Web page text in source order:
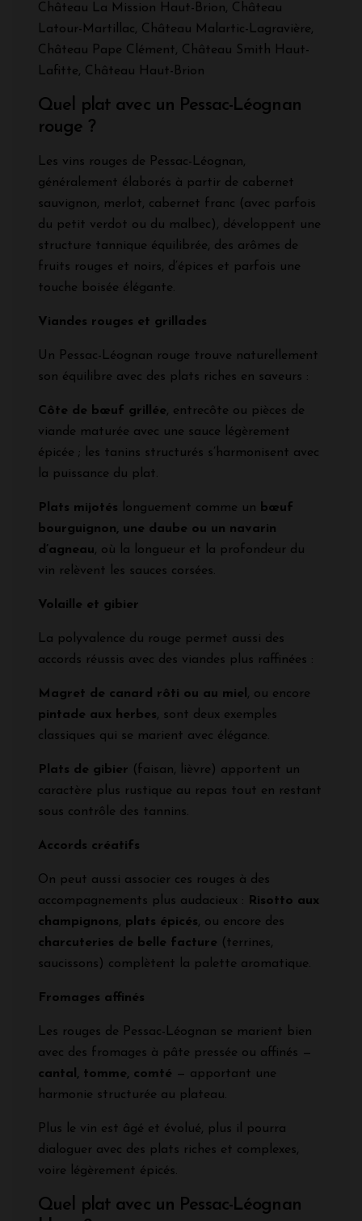
Château La Mission Haut-Brion, Château
Latour-Martillac, Château Malartic-Lagravière,
Château Pape Clément, Château Smith Haut-
Lafitte, Château Haut-Brion
Quel plat avec un Pessac-Léognan
rouge ?
Les vins rouges de Pessac-Léognan,
généralement élaborés à partir de cabernet
sauvignon, merlot, cabernet franc (avec parfois
du petit verdot ou du malbec), développent une
structure tannique équilibrée, des arômes de
fruits rouges et noirs, d’épices et parfois une
touche boisée élégante.
Viandes rouges et grillades
Un Pessac-Léognan rouge trouve naturellement
son équilibre avec des plats riches en saveurs :
Côte de bœuf grillée, entrecôte ou pièces de
viande maturée avec une sauce légèrement
épicée ; les tanins structurés s’harmonisent avec
la puissance du plat.
Plats mijotés longuement comme un
bœuf
bourguignon, une daube ou un navarin
d’agneau, où la longueur et la profondeur du
vin relèvent les sauces corsées.
Volaille et gibier
La polyvalence du rouge permet aussi des
accords réussis avec des viandes plus raffinées :
Magret de canard rôti ou au miel , ou encore
pintade aux herbes, sont deux exemples
classiques qui se marient avec élégance.
Plats de gibier (faisan, lièvre) apportent un
caractère plus rustique au repas tout en restant
sous contrôle des tannins.
Accords créatifs
On peut aussi associer ces rouges à des
accompagnements plus audacieux :
Risotto aux
champignons, plats épicés, ou encore des
charcuteries de belle facture (terrines,
saucissons) complètent la palette aromatique.
Fromages affinés
Les rouges de Pessac-Léognan se marient bien
avec des fromages à pâte pressée ou affinés —
cantal, tomme, comté — apportant une
harmonie structurée au plateau.
Plus le vin est âgé et évolué, plus il pourra
dialoguer avec des plats riches et complexes,
voire légèrement épicés.
Quel plat avec un Pessac-Léognan